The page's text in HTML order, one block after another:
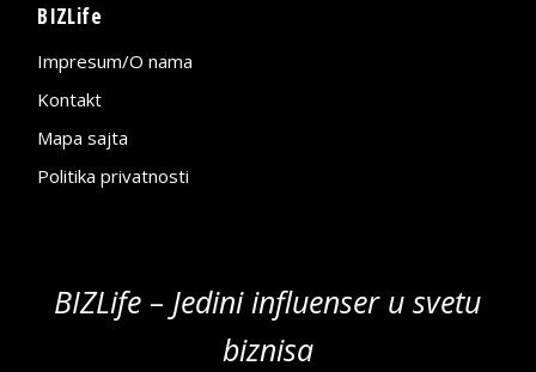
BIZLife
Impresum/O nama
Kontakt
Mapa sajta
Politika privatnosti
BIZLife – Jedini influenser u svetu
biznisa